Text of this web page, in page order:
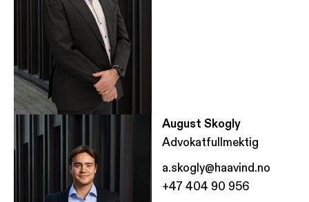
August Skogly
Advokatfullmektig
a.skogly@haavind.no
+47 404 90 956